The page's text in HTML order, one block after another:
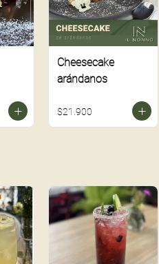
Cheesecake
arándanos
$21.900